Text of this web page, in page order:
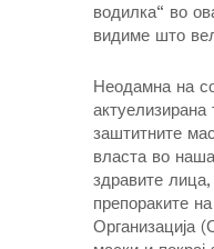
водилка“ во
видиме што
Неодамна на
заштитните
власта во
здравите
препораките
Организација